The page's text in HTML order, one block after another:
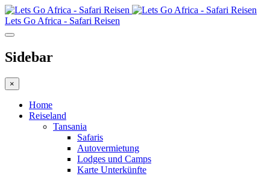
Lets Go Africa - Safari Reisen
Sidebar
×
Home
Reiseland
Tansania
Safaris
Autovermietung
Lodges und Camps
Karte Unterkünfte